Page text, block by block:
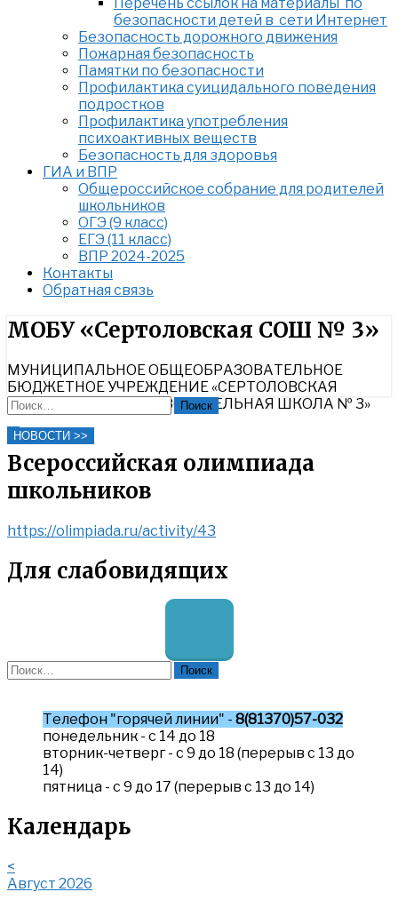
безопасности детей в сети Интернет
Безопасность дорожного движения
Пожарная безопасность
Памятки по безопасности
Профилактика суицидального поведения
подростков
Профилактика употребления
психоактивных веществ
Безопасность для здоровья
ГИА и ВПР
Общероссийское собрание для родителей
школьников
ОГЭ (9 класс)
ЕГЭ (11 класс)
ВПР 2024-2025
Контакты
Обратная связь
Найти:
МОБУ «Сертоловская СОШ № 3»
МУНИЦИПАЛЬНОЕ ОБЩЕОБРАЗОВАТЕЛЬНОЕ
БЮДЖЕТНОЕ УЧРЕЖДЕНИЕ «СЕРТОЛОВСКАЯ
СРЕДНЯЯ ОБЩЕОБРАЗОВАТЕЛЬНАЯ ШКОЛА № 3»
НОВОСТИ >>
Найти:
Close
Search
Всероссийская олимпиада
школьников
https://olimpiada.ru/activity/43
Для слабовидящих
Найти:
Телефон "горячей линии" - 8(81370)57-032
понедельник - с 14 до 18
вторник-четверг - с 9 до 18 (перерыв с 13 до
14)
пятница - с 9 до 17 (перерыв с 13 до 14)
Календарь
<
Август 2026